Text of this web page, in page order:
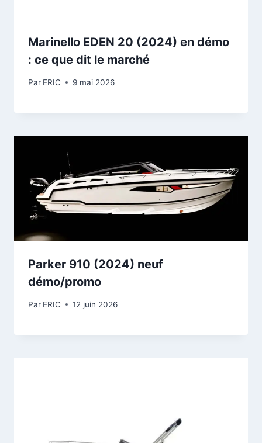
Marinello EDEN 20 (2024) en démo
: ce que dit le marché
Par ERIC 9 mai 2026
Parker 910 (2024) neuf
démo/promo
Par ERIC 12 juin 2026